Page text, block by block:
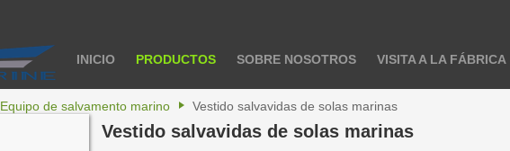
INICIO PRODUCTOS SOBRE NOSOTROS VISITA A LA FÁBRICA
Equipo de salvamento marino Vestido salvavidas de solas marinas
Vestido salvavidas de solas marinas